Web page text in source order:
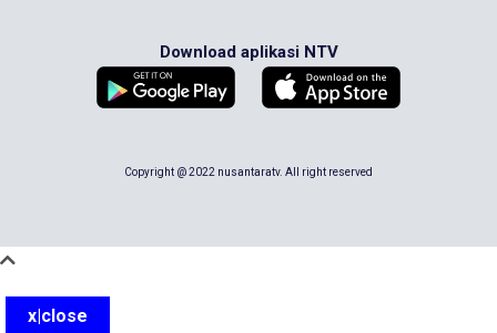
Download aplikasi NTV
Copyright @ 2022 nusantaratv. All right reserved
x|close